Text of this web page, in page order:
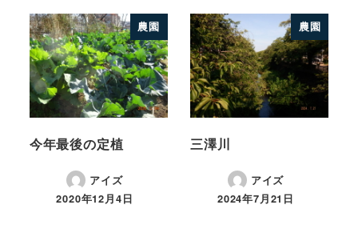
農園
今年最後の定植
アイズ
2020年12月4日
農園
三澤川
アイズ
2024年7月21日